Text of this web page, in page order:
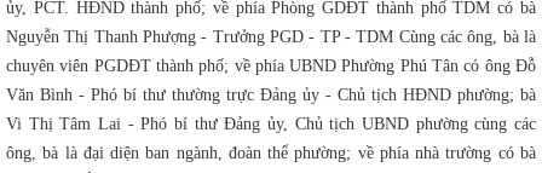
ủy, PCT. HĐND thành phố; về phía Phòng GDĐT thành phố TDM có bà
Nguyễn Thị Thanh Phượng - Trưởng PGD - TP - TDM Cùng các ông, bà là
chuyên viên PGDĐT thành phố; về phía UBND Phường Phú Tân có ông Đỗ
Văn Bình - Phó bí thư thường trực Đảng ủy - Chủ tịch HĐND phường; bà
Vi Thị Tâm Lai - Phó bí thư Đảng ủy, Chủ tịch UBND phường cùng các
ông, bà là đại diện ban ngành, đoàn thể phường; về phía nhà trường có bà